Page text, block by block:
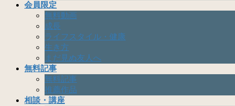
会員限定
無料動画
成長
ライフスタイル・健康
生き方
まだ見ぬ友人へ
無料記事
無料記事
推薦作品
相談・講座